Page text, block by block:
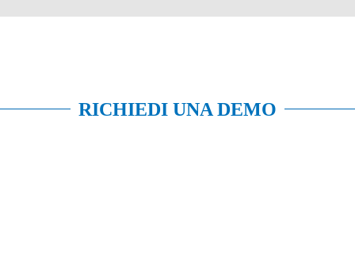
RICHIEDI UNA DEMO